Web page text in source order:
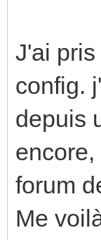
J'ai
config.
depuis
forum
Me